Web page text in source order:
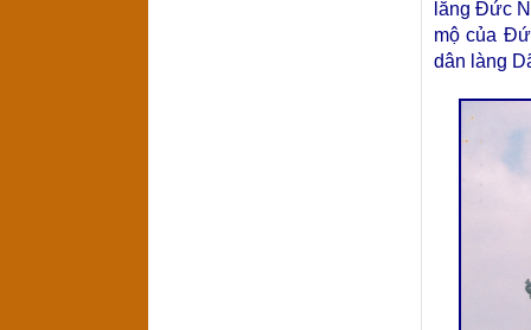
lăng Đức
mộ của
dân làng